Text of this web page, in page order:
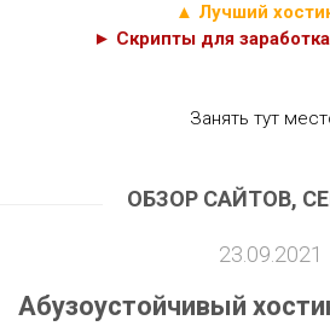
▲ Лучший
► Скрипты для
Занять тут
ОБЗОР САЙТОВ,
23.09.2021
Абузоустойчивый